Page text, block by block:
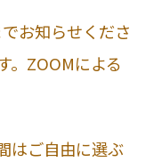
お知らせくださ
。ZOOMによる
はご自由に選ぶ